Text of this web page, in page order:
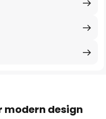
modern design